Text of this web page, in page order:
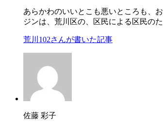
あらかわのいいとこも悪いところも、
ジンは、荒川区の、区民による区民の
荒川102さんが書いた記事
佐藤 彩子